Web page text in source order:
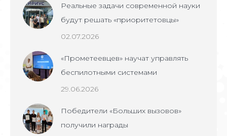
Реальные задачи современной науки
будут решать «приоритетовцы»
02.07.2026
«Прометеевцев» научат управлять
беспилотными системами
29.06.2026
Победители «Больших вызовов»
получили награды